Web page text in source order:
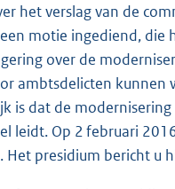
het verslag van de
een motie ingediend,
over de
ambtsdelicten kunnen
is dat de
leidt. Op 2 februari
Het presidium bericht u